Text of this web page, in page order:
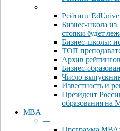
—
Рейтинг
Бизнес-школа
стопки будет
Бизнес-школы:
ТОП
Архив
Бизнес-
Число
Известность и
Президент
образования на
MBA
—
Программа